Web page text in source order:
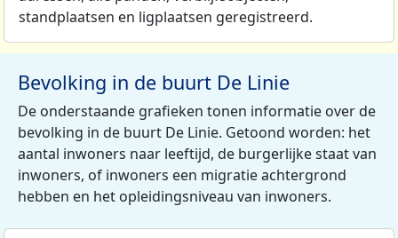
standplaatsen en ligplaatsen geregistreerd.
Bevolking in de buurt De Linie
De onderstaande grafieken tonen informatie over de
bevolking in de buurt De Linie. Getoond worden: het
aantal inwoners naar leeftijd, de burgerlijke staat van
inwoners, of inwoners een migratie achtergrond
hebben en het opleidingsniveau van inwoners.